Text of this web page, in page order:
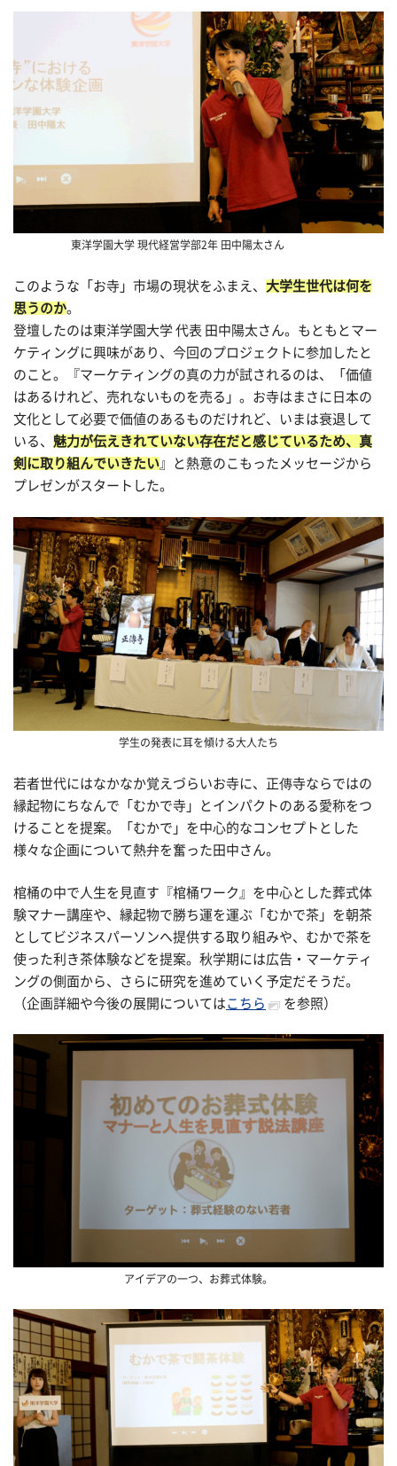
東洋学園大学 現代経営学部2年 田中陽太さん
このような「お寺」市場の現状をふまえ、 大学生世代は何を
思うのか。
登壇したのは東洋学園大学 代表 田中陽太さん。もともとマー
ケティングに興味があり、今回のプロジェクトに参加したと
のこと。『マーケティングの真の力が試されるのは、「価値
はあるけれど、売れないものを売る」。お寺はまさに日本の
文化として必要で価値のあるものだけれど、いまは衰退して
いる、 魅力が伝えきれていない存在だと感じているため、真
剣に取り組んでいきたい 』と熱意のこもったメッセージから
プレゼンがスタートした。
学生の発表に耳を傾ける大人たち
若者世代にはなかなか覚えづらいお寺に、正傳寺ならではの
縁起物にちなんで「むかで寺」とインパクトのある愛称をつ
けることを提案。「むかで」を中心的なコンセプトとした
様々な企画について熱弁を奮った田中さん。
棺桶の中で人生を見直す『棺桶ワーク』を中心とした葬式体
験マナー講座や、縁起物で勝ち運を運ぶ「むかで茶」を朝茶
としてビジネスパーソンへ提供する取り組みや、むかで茶を
使った利き茶体験などを提案。秋学期には広告・マーケティ
ングの側面から、さらに研究を進めていく予定だそうだ。
（企画詳細や今後の展開については こちら を参照）
アイデアの一つ、お葬式体験。